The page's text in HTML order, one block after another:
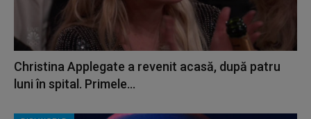
Christina Applegate a revenit acasă, după patru
luni în spital. Primele...